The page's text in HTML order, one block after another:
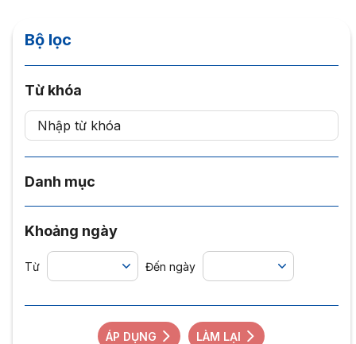
Bộ lọc
Từ khóa
Danh mục
Khoảng ngày
Từ Đến ngày
ÁP DỤNG LÀM LẠI